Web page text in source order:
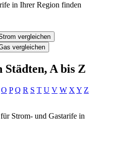
in Ihrer Region finden
vergleichen
vergleichen
A bis Z
O P Q R S T U V W X Y Z
Strom- und Gastarife in